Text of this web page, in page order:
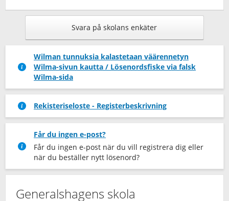
Svara på skolans enkäter
Wilman tunnuksia kalastetaan väärennetyn
Wilma-sivun kautta / Lösenordsfiske via falsk
Wilma-sida
Rekisteriseloste - Registerbeskrivning
Får du ingen e-post?
Får du ingen e-post när du vill registrera dig eller
när du beställer nytt lösenord?
Generalshagens skola